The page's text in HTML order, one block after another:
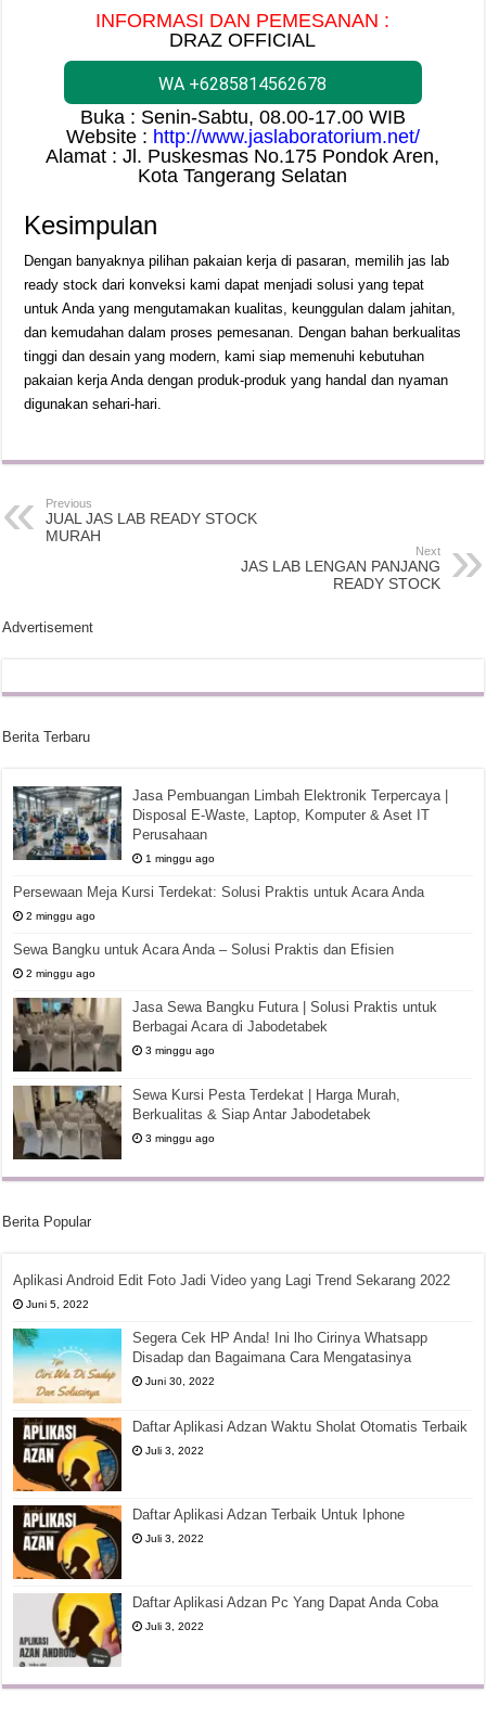
INFORMASI DAN PEMESANAN :
DRAZ OFFICIAL
WA +6285814562678
Buka : Senin-Sabtu, 08.00-17.00 WIB
Website : http://www.jaslaboratorium.net/
Alamat : Jl. Puskesmas No.175 Pondok Aren,
Kota Tangerang Selatan
Kesimpulan
Dengan banyaknya pilihan pakaian kerja di pasaran, memilih jas lab
ready stock dari konveksi kami dapat menjadi solusi yang tepat
untuk Anda yang mengutamakan kualitas, keunggulan dalam jahitan,
dan kemudahan dalam proses pemesanan. Dengan bahan berkualitas
tinggi dan desain yang modern, kami siap memenuhi kebutuhan
pakaian kerja Anda dengan produk-produk yang handal dan nyaman
digunakan sehari-hari.
Previous
JUAL JAS LAB READY STOCK
MURAH
Next
JAS LAB LENGAN PANJANG
READY STOCK
Advertisement
Berita Terbaru
Jasa Pembuangan Limbah Elektronik Terpercaya |
Disposal E-Waste, Laptop, Komputer & Aset IT
Perusahaan
1 minggu ago
Persewaan Meja Kursi Terdekat: Solusi Praktis untuk Acara Anda
2 minggu ago
Sewa Bangku untuk Acara Anda – Solusi Praktis dan Efisien
2 minggu ago
Jasa Sewa Bangku Futura | Solusi Praktis untuk
Berbagai Acara di Jabodetabek
3 minggu ago
Sewa Kursi Pesta Terdekat | Harga Murah,
Berkualitas & Siap Antar Jabodetabek
3 minggu ago
Berita Popular
Aplikasi Android Edit Foto Jadi Video yang Lagi Trend Sekarang 2022
Juni 5, 2022
Segera Cek HP Anda! Ini lho Cirinya Whatsapp
Disadap dan Bagaimana Cara Mengatasinya
Juni 30, 2022
Daftar Aplikasi Adzan Waktu Sholat Otomatis Terbaik
Juli 3, 2022
Daftar Aplikasi Adzan Terbaik Untuk Iphone
Juli 3, 2022
Daftar Aplikasi Adzan Pc Yang Dapat Anda Coba
Juli 3, 2022